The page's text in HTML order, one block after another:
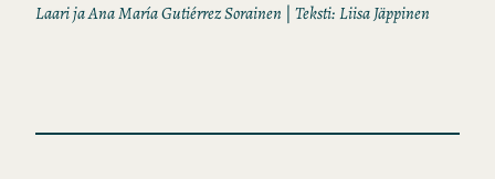
Laarija Ana María Gutiérrez Sorainen | Teksti: Liisa Jäppinen